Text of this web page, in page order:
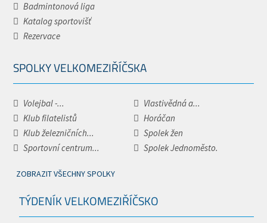
Badmintonová liga
Katalog sportovišť
Rezervace
SPOLKY VELKOMEZIŘÍČSKA
Volejbal -...
Vlastivědná a...
Klub filatelistů
Horáčan
Klub železničních...
Spolek žen
Sportovní centrum...
Spolek Jednoměsto.
ZOBRAZIT VŠECHNY SPOLKY
TÝDENÍK VELKOMEZIŘÍČSKO